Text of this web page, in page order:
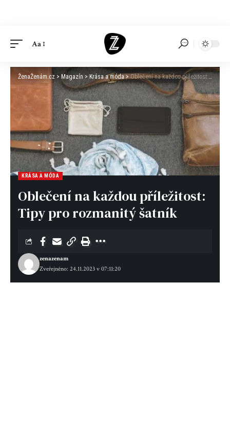
Aa
ŽenaŽenám.cz > Magazín > Krása a móda >Oblečení na každou příležitost: Tipy pro rozmanitý šatník
KRÁSA A MÓDA
Oblečení na každou příležitost:
Tipy pro rozmanitý šatník
Zveřejněno: 24.11.2023 v 07:11:20
zenazenam